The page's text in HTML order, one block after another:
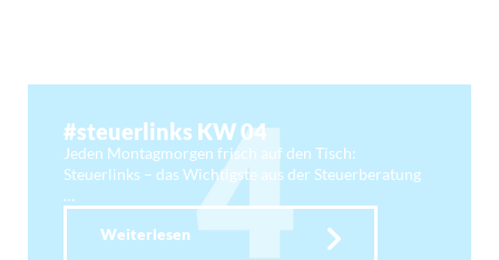
#steuerlinks KW 04
Jeden Montagmorgen frisch auf den Tisch:
Steuerlinks – das Wichtigste aus der Steuerberatung
…
Weiterlesen